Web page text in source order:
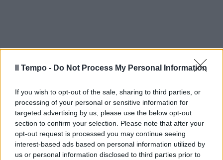
Il Tempo - Do Not Process My Personal Information
If you wish to opt-out of the sale, sharing to third parties, or
processing of your personal or sensitive information for
targeted advertising by us, please use the below opt-out
section to confirm your selection. Please note that after your
opt-out request is processed you may continue seeing
interest-based ads based on personal information utilized by
us or personal information disclosed to third parties prior to